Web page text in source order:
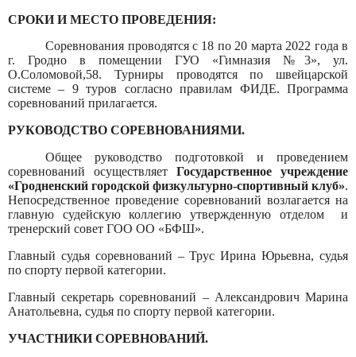
СРОКИ И МЕСТО ПРОВЕДЕНИЯ:
Соревнования проводятся с 18 по 20 марта 2022 года в
г. Гродно в помещении ГУО «Гимназия №3», ул.
О.Соломовой,58. Турниры проводятся по швейцарской
системе – 9 туров согласно правилам ФИДЕ. Программа
соревнований прилагается.
РУКОВОДСТВО СОРЕВНОВАНИЯМИ.
Общее руководство подготовкой и проведением
соревнований осуществляет Государственное учреждение
«Гродненский городской физкультурно-спортивный клуб».
Непосредственное проведение соревнований возлагается на
главную судейскую коллегию утвержденную отделом
и
тренерский совет ГОО ОО «БФШ».
Главный судья соревнований – Трус Ирина Юрьевна, судья
по спорту первой категории.
Главный секретарь соревнований – Александрович Марина
Анатольевна, судья по спорту первой категории.
УЧАСТНИКИ СОРЕВНОВАНИЙ.